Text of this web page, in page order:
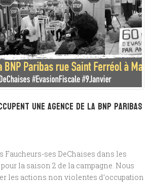
une agence de la BNP Paribas
Faucheurs-ses DeChaises dans les
la saison 2 de la campagne. Nous
les actions non violentes d’occupation